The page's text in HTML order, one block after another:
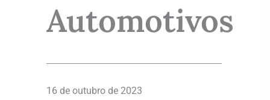
Automotivos
16 de outubro de 2023